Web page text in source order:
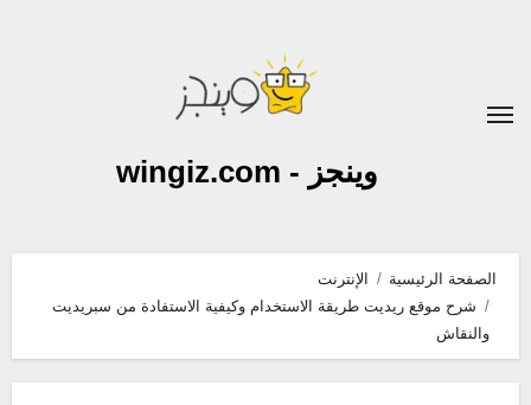
وينجز - wingiz.com
الصفحة الرئيسية
الإنترنت
شرح موقع ريديت طريقة الاستخدام وكيفية الاستفادة من سبريديت
والنقاش